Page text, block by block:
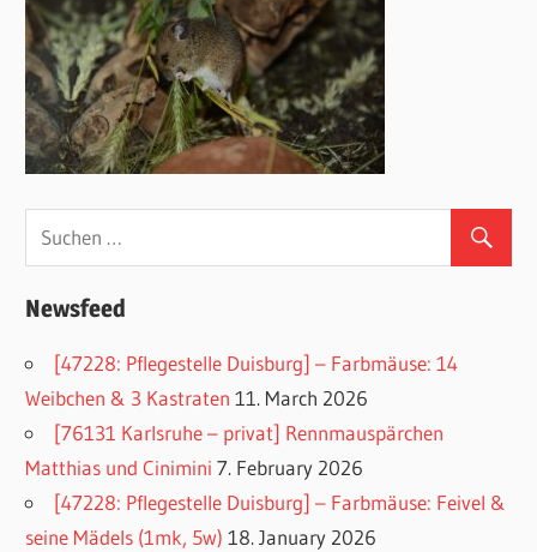
Newsfeed
[47228: Pflegestelle Duisburg] – Farbmäuse: 14
Weibchen & 3 Kastraten 11. March 2026
[76131 Karlsruhe – privat] Rennmauspärchen
Matthias und Cinimini 7. February 2026
[47228: Pflegestelle Duisburg] – Farbmäuse: Feivel &
seine Mädels (1mk, 5w) 18. January 2026